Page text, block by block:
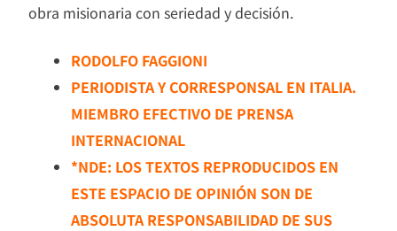
obra misionaria con seriedad y decisión.
RODOLFO FAGGIONI
PERIODISTA Y CORRESPONSAL EN ITALIA.
MIEMBRO EFECTIVO DE PRENSA
INTERNACIONAL
*NDE: LOS TEXTOS REPRODUCIDOS EN
ESTE ESPACIO DE OPINIÓN SON DE
ABSOLUTA RESPONSABILIDAD DE SUS